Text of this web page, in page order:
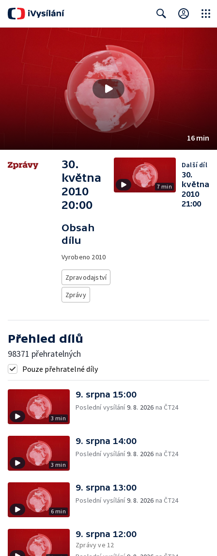
16 min
30.
května
2010
20:00
Obsah
dílu
Vyrobeno 2010
Zpravodajství
Zprávy
7 min
Další díl
30.
května
2010
21:00
Přehled dílů
98371 přehratelných
Pouze přehratelné díly
3 min
9. srpna 15:00
Poslední vysílání9. 8. 2026 na ČT24
3 min
9. srpna 14:00
Poslední vysílání9. 8. 2026 na ČT24
6 min
9. srpna 13:00
Poslední vysílání9. 8. 2026 na ČT24
9. srpna 12:00
Zprávy ve 12